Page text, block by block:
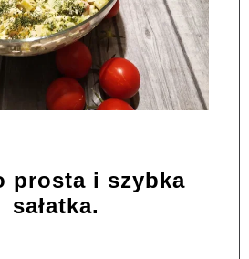
prosta i szybka
sałatka.